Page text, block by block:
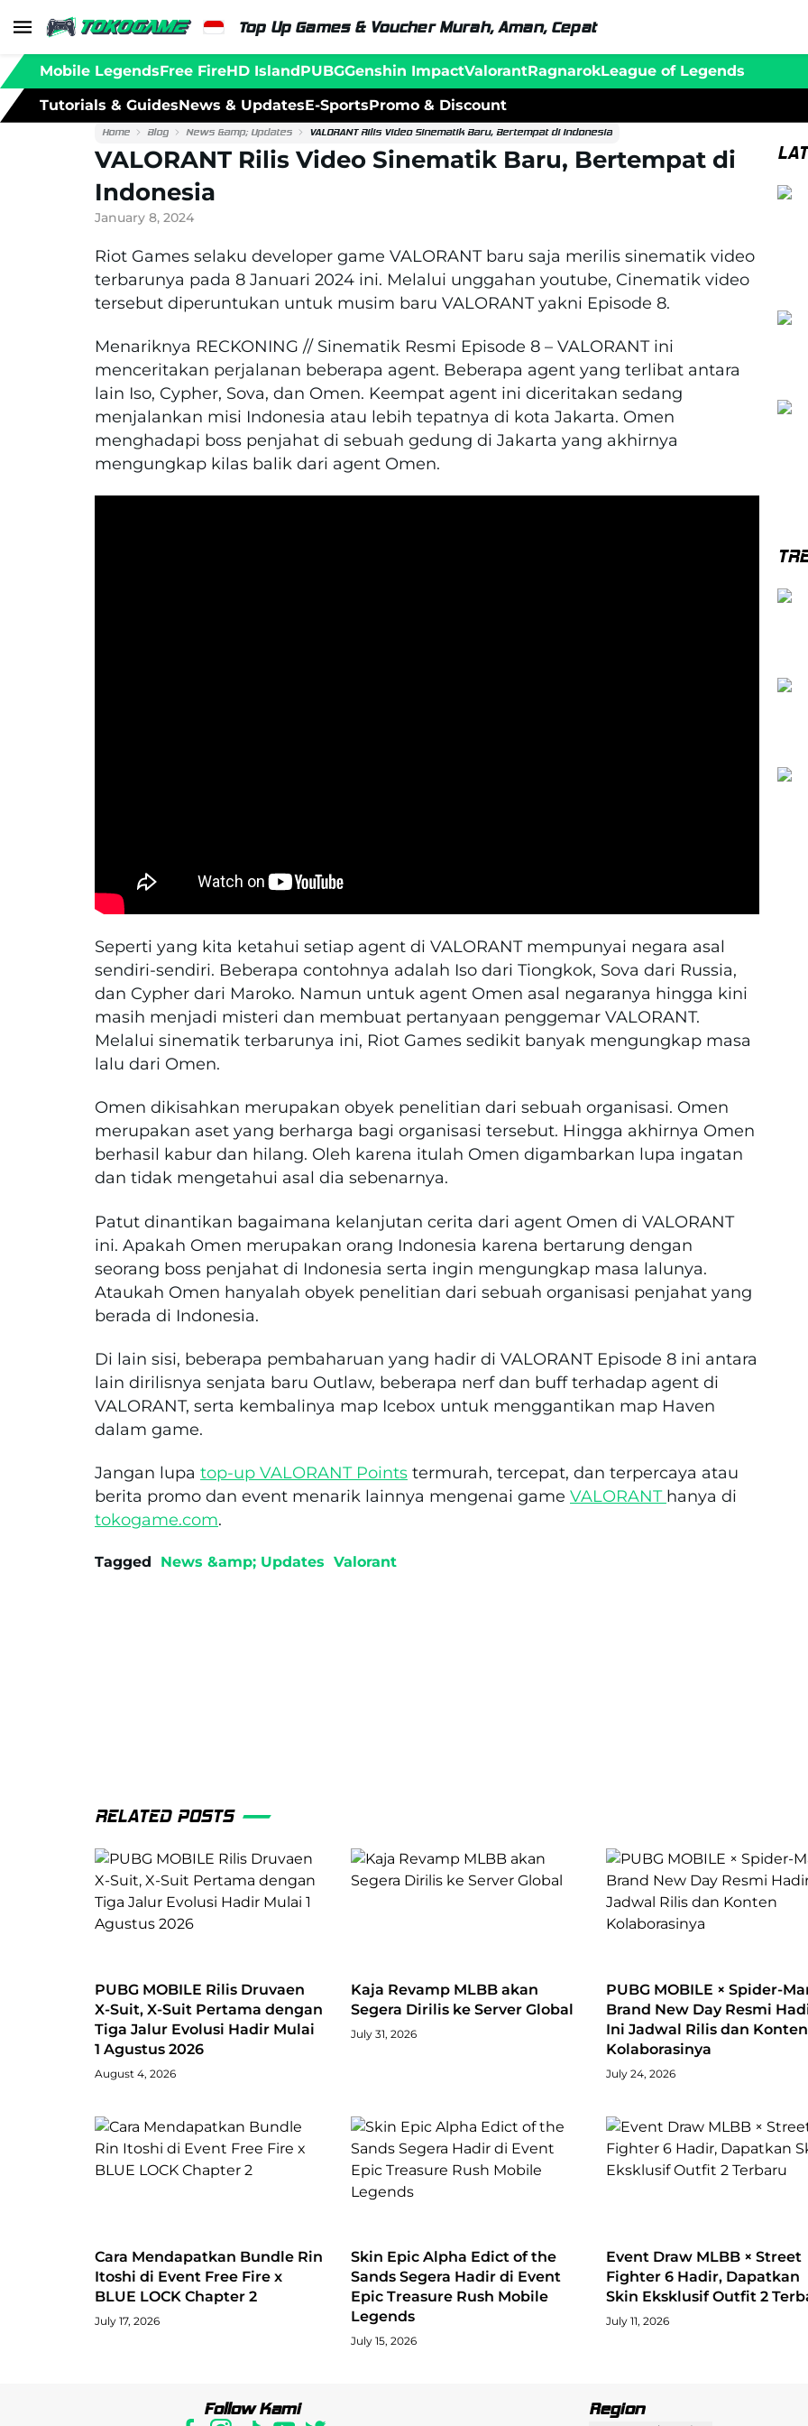
Top Up Games & Voucher Murah, Aman, Cepat
Mobile LegendsFree FireHD IslandPUBGGenshin ImpactValorantRagnarokLeague of Legends
Tutorials & GuidesNews & UpdatesE-SportsPromo & Discount
Home Blog News &amp; Updates VALORANT Rilis Video Sinematik Baru, Bertempat di Indonesia
VALORANT Rilis Video Sinematik Baru, Bertempat di
Indonesia
January 8, 2024
Riot Games selaku developer game VALORANT baru saja merilis sinematik video
terbarunya pada 8 Januari 2024 ini. Melalui unggahan youtube, Cinematik video
tersebut diperuntukan untuk musim baru VALORANT yakni Episode 8.
Menariknya RECKONING // Sinematik Resmi Episode 8 – VALORANT ini
menceritakan perjalanan beberapa agent. Beberapa agent yang terlibat antara
lain Iso, Cypher, Sova, dan Omen. Keempat agent ini diceritakan sedang
menjalankan misi Indonesia atau lebih tepatnya di kota Jakarta. Omen
menghadapi boss penjahat di sebuah gedung di Jakarta yang akhirnya
mengungkap kilas balik dari agent Omen.
Seperti yang kita ketahui setiap agent di VALORANT mempunyai negara asal
sendiri-sendiri. Beberapa contohnya adalah Iso dari Tiongkok, Sova dari Russia,
dan Cypher dari Maroko. Namun untuk agent Omen asal negaranya hingga kini
masih menjadi misteri dan membuat pertanyaan penggemar VALORANT.
Melalui sinematik terbarunya ini, Riot Games sedikit banyak mengungkap masa
lalu dari Omen.
Omen dikisahkan merupakan obyek penelitian dari sebuah organisasi. Omen
merupakan aset yang berharga bagi organisasi tersebut. Hingga akhirnya Omen
berhasil kabur dan hilang. Oleh karena itulah Omen digambarkan lupa ingatan
dan tidak mengetahui asal dia sebenarnya.
Patut dinantikan bagaimana kelanjutan cerita dari agent Omen di VALORANT
ini. Apakah Omen merupakan orang Indonesia karena bertarung dengan
seorang boss penjahat di Indonesia serta ingin mengungkap masa lalunya.
Ataukah Omen hanyalah obyek penelitian dari sebuah organisasi penjahat yang
berada di Indonesia.
Di lain sisi, beberapa pembaharuan yang hadir di VALORANT Episode 8 ini antara
lain dirilisnya senjata baru Outlaw, beberapa nerf dan buff terhadap agent di
VALORANT, serta kembalinya map Icebox untuk menggantikan map Haven
dalam game.
Jangan lupa top-up VALORANT Points termurah, tercepat, dan terpercaya atau
berita promo dan event menarik lainnya mengenai game VALORANT hanya di
tokogame.com.
Tagged News &amp; Updates Valorant
RELATED POSTS
PUBG MOBILE Rilis Druvaen
X-Suit, X-Suit Pertama dengan
Tiga Jalur Evolusi Hadir Mulai
1 Agustus 2026
August 4, 2026
Kaja Revamp MLBB akan
Segera Dirilis ke Server Global
July 31, 2026
PUBG MOBILE × Spider-
Brand New Day Resmi
Ini Jadwal Rilis dan Konten
Kolaborasinya
July 24, 2026
Cara Mendapatkan Bundle Rin
Itoshi di Event Free Fire x
BLUE LOCK Chapter 2
July 17, 2026
Skin Epic Alpha Edict of the
Sands Segera Hadir di Event
Epic Treasure Rush Mobile
Legends
July 15, 2026
Event Draw MLBB × Street
Fighter 6 Hadir, Dapatkan
Skin Eksklusif Outfit 2
July 11, 2026
Follow Kami Region